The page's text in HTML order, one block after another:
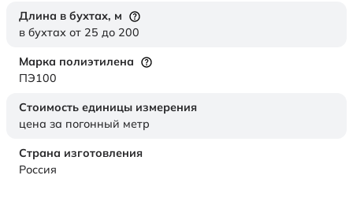
Длина в бухтах, м
в бухтах от 25 до 200
Марка полиэтилена
ПЭ100
Стоимость единицы измерения
цена за погонный метр
Страна изготовления
Россия